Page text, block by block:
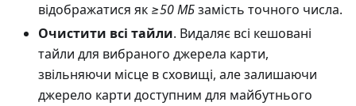
відображатися як ≥50 МБзамість точного числа.
Очистити всі тайли. Видаляє всі кешовані
тайли для вибраного джерела карти,
звільняючи місце в сховищі, але залишаючи
джерело карти доступним для майбутнього